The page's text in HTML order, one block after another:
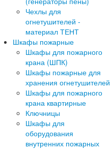
Чехлы для
огнетушителей -
материал ТЕНТ
Шкафы пожарные
Шкафы для пожарного
крана (ШПК)
Шкафы пожарные для
хранения огнетушителей
Шкафы для пожарного
крана квартирные
Ключницы
Шкафы для
оборудования
внутренних пожарных